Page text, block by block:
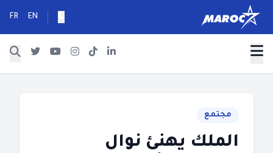
EN
FR
مجتمع
الملك يهنئ نوال